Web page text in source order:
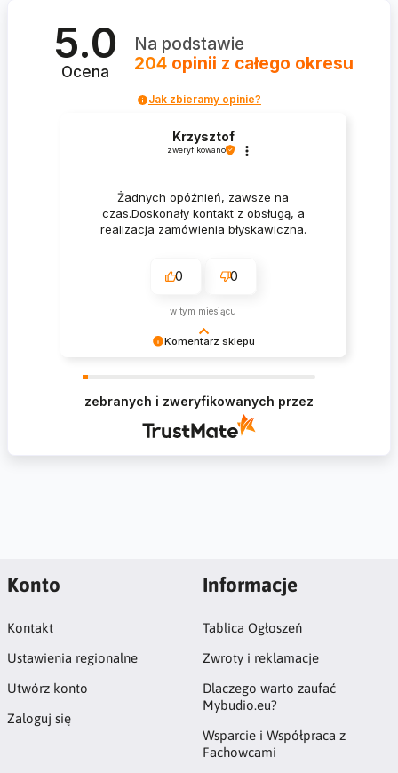
5.0
Ocena
Na podstawie
204 opinii z całego okresu
Jak zbieramy opinie?
Komentarz sklepu
Krzysztof
zweryfikowano
Żadnych opóźnień, zawsze na
czas.Doskonały kontakt z obsługą, a
realizacja zamówienia błyskawiczna.
0 0
w tym miesiącu
zebranych i zweryfikowanych przez
Konto
Kontakt
Ustawienia regionalne
Utwórz konto
Zaloguj się
Informacje
Tablica Ogłoszeń
Zwroty i reklamacje
Dlaczego warto zaufać
Mybudio.eu?
Wsparcie i Współpraca z
Fachowcami